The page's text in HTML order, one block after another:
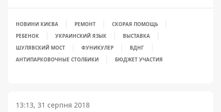
НОВИНИ КИЄВА РЕМОНТ
СКОРАЯ ПОМОЩЬ
РЕБЕНОК
УКРАИНСКИЙ ЯЗЫК
ВЫСТАВКА
ШУЛЯВСКИЙ МОСТ
ФУНИКУЛЕР
ВДНГ
АНТИПАРКОВОЧНЫЕ СТОЛБИКИ
БЮДЖЕТ УЧАСТИЯ
13:13, 31 серпня 2018